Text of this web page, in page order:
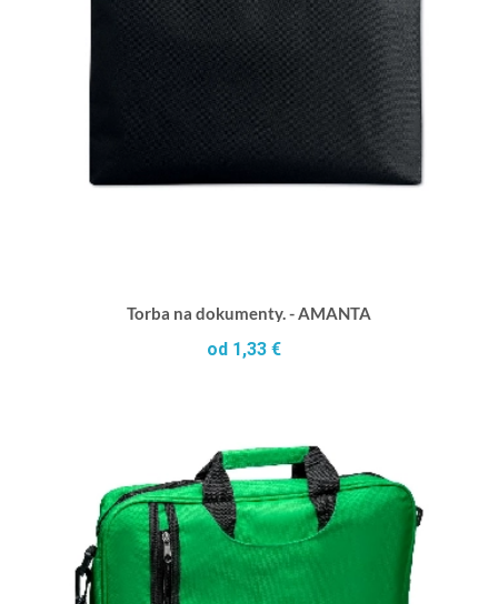
Torba na dokumenty. - AMANTA
od 1,33 €